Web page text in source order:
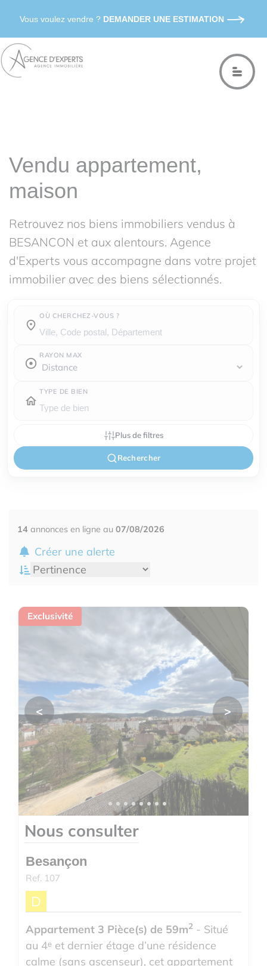
Vous voulez vendre ? DEMANDER UNE ESTIMATION
Vendu appartement,
maison
Retrouvez nos biens immobiliers vendus à
BESANCON et aux alentours. Agence
d'Experts vous accompagne dans votre projet
immobilier avec des biens sélectionnés.
OÙ CHERCHEZ-VOUS ?
Où cherchez-vous ?
RAYON MAX
TYPE DE BIEN
Plus de filtres
Rechercher
14annonces en ligne au 07/08/2026
Créer une alerte
Exclusivité
< >
Besançon
Ref. 107
D
Appartement 3 Pièce(s) de 59m2 - Situé
au 4ᵉ et dernier étage d’une résidence
calme (sans ascenseur), cet appartement
Nous consulter